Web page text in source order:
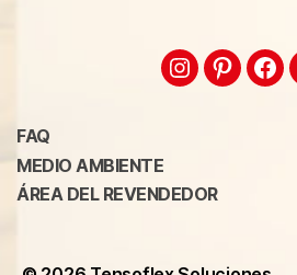
FAQ
MEDIO AMBIENTE
ÁREA DEL REVENDEDOR